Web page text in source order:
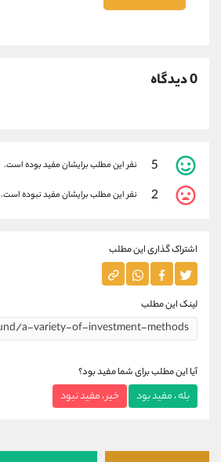
0 دیدگاه
5 نفر این مطلب برایشان مفید بوده است.
2 نفر این مطلب برایشان مفید نبوده است.
اشتراک گذاری این مطلب
لینک این مطلب
آیا این مطلب برای شما مفید بود؟
بله ، مفید بود خیر ، مفید نبود